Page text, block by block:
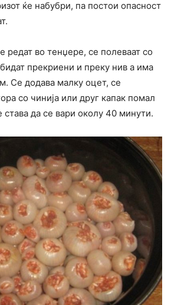
ќе набубри, па постои опасност
редат во тенџере, се полеваат со
прекриени и преку нив а има
Се додава малку оцет, се
со чинија или друг капак помал
става да се вари околу 40 минути.